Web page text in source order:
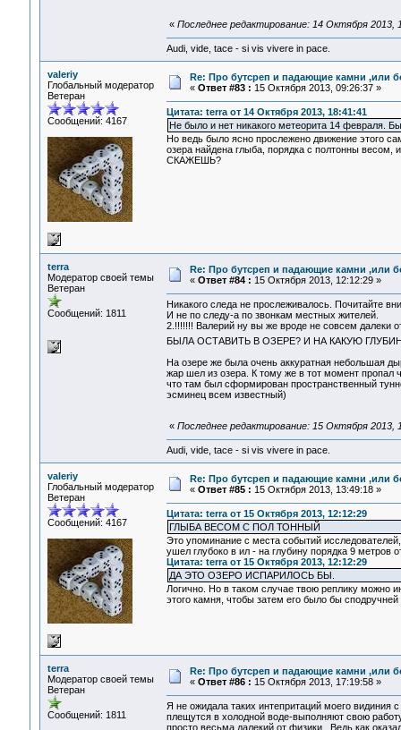
« Последнее редактирование: 14 Октября 2013,
Audi, vide, tace - si vis vivere in pace.
valeriy
Глобальный модератор
Ветеран
Сообщений: 4167
Re: Про бутсреп и падающие камни ,или
« Ответ #83 : 15 Октября 2013, 09:26:37 »
Цитата: terra от 14 Октября 2013, 18:41:41
Не было и нет никакого метеорита 14 февраля.
Но ведь было ясно прослежено движение этого
озера найдена глыба, порядка с полтонны
СКАЖЕШЬ?
terra
Модератор своей темы
Ветеран
Сообщений: 1811
Re: Про бутсреп и падающие камни ,или
« Ответ #84 : 15 Октября 2013, 12:12:29 »
Никакого следа не прослеживалось. Почитайте
И не по следу-а по звонкам местных жителей.
2.!!!!!!! Валерий ну вы же вроде не совсем
БЫЛА ОСТАВИТЬ В ОЗЕРЕ? И НА КАКУЮ
На озере же была очень аккуратная небольшая
жар шел из озера. К тому же в тот момент пропал
что там был сформирован пространственный
эсминец всем известный)
« Последнее редактирование: 15 Октября 2013,
Audi, vide, tace - si vis vivere in pace.
valeriy
Глобальный модератор
Ветеран
Сообщений: 4167
Re: Про бутсреп и падающие камни ,или
« Ответ #85 : 15 Октября 2013, 13:49:18 »
Цитата: terra от 15 Октября 2013, 12:12:29
ГЛЫБА ВЕСОМ С ПОЛ ТОННЫЙ
Это упоминание с места событий
ушел глубоко в ил - на глубину порядка 9 метров
Цитата: terra от 15 Октября 2013, 12:12:29
ДА ЭТО ОЗЕРО ИСПАРИЛОСЬ БЫ.
Логично. Но в таком случае твою реплику можно
этого камня, чтобы затем его было бы
terra
Модератор своей темы
Ветеран
Сообщений: 1811
Re: Про бутсреп и падающие камни ,или
« Ответ #86 : 15 Октября 2013, 17:19:58 »
Я не ожидала таких интепритаций моего
плещутся в холодной воде-выполняют свою
просто весьма далекий от физики . Ведь как